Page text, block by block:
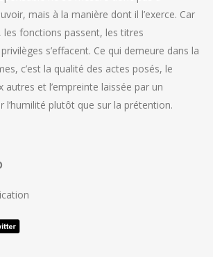
mais à la manière dont il l’exerce. Car
fonctions passent, les titres
s’effacent. Ce qui demeure dans la
c’est la qualité des actes posés, le
autres et l’empreinte laissée par un
l’humilité plutôt que sur la prétention.